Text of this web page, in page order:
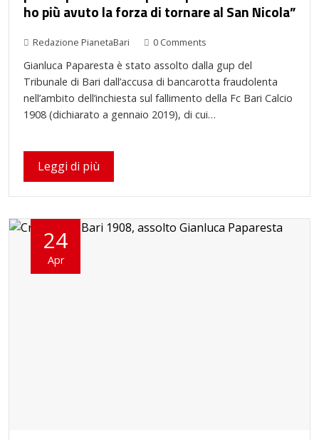
ho più avuto la forza di tornare al San Nicola”
Redazione PianetaBari 0 Comments
Gianluca Paparesta è stato assolto dalla gup del
Tribunale di Bari dall’accusa di bancarotta fraudolenta
nell’ambito dell’inchiesta sul fallimento della Fc Bari Calcio
1908 (dichiarato a gennaio 2019), di cui…
Leggi di più
24
Apr